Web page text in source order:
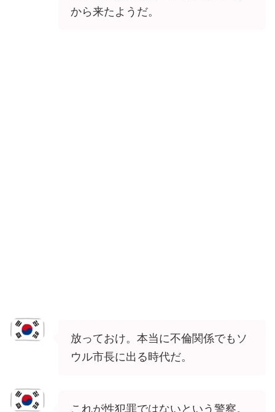
から来たようだ。
放っておけ。本当に不倫関係でもソ
ウル市長に出る時代だ。
これが性犯罪ではないという警察。